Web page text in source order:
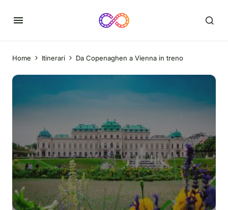
Home Itinerari Da Copenaghen a Vienna in treno